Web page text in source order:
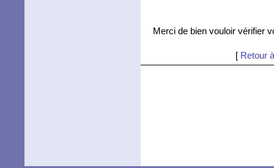
Merci de bien vouloir vérifier
[ Retour